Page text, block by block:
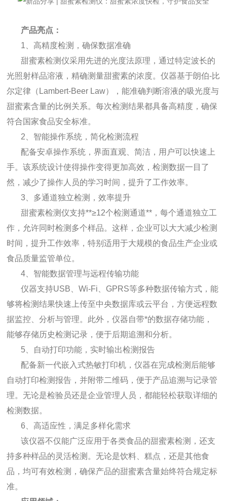
产品亮点：
1、高精度检测，确保数据准确
甜蜜素检测仪采用先进的光度法原理，通过特定波长的
光照射样品溶液，精确测量甜蜜素的浓度。仪器基于朗伯-比
尔定律（Lambert-Beer Law），能准确判断溶液的吸光度与
甜蜜素含量的比例关系。每次检测结果都具备高精度，确保
符合国家食品安全标准。
2、智能操作系统，简化检测流程
配备安卓操作系统，界面直观、简洁，用户可以快速上
手。该系统设计使得操作变得更加高效，检测数据一目了
然，减少了操作人员的学习时间，提升了工作效率。
3、多通道独立检测，效率提升
甜蜜素检测仪支持**≥12个检测通道**，每个通道独立工
作，允许同时检测多个样品。这样，企业可以大大减少检测
时间，提升工作效率，特别适用于大规模的食品生产企业或
食品质量监管单位。
4、智能数据管理与远程传输功能
仪器支持USB、Wi-Fi、GPRS等多种数据传输方式，能
够将检测结果快速上传至中央数据库或云平台，方便远程数
据监控、分析与管理。此外，仪器自带*的数据存储功能，
能够存储历史检测记录，便于后期追溯和分析。
5、自动打印功能，实时输出检测报告
配备新一代嵌入式热敏打印机，仪器在完成检测后能够
自动打印检测报告，并附带二维码，便于产品追溯与记录管
理。无论是检验员还是企业管理人员，都能轻松获取详细的
检测数据。
6、高适应性，满足多样化需求
该仪器不仅能广泛应用于各类食品的甜蜜素检测，还支
持多种样品的灵活检测。无论是饮料、糕点，还是其他食
品，均可有效检测，确保产品的甜蜜素含量始终符合规定标
准。